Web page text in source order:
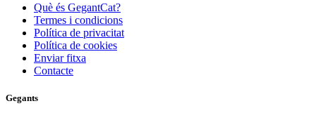
Què és GegantCat?
Termes i condicions
Política de privacitat
Política de cookies
Enviar fitxa
Contacte
Gegants